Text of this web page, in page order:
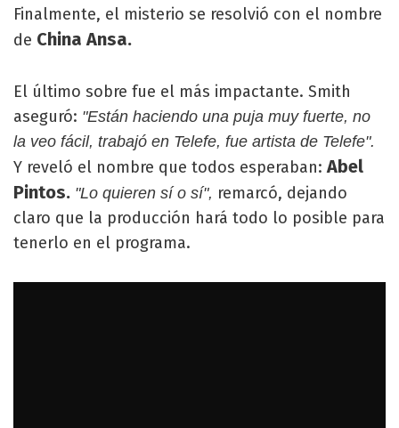
Finalmente, el misterio se resolvió con el nombre
de China Ansa.
El último sobre fue el más impactante. Smith
aseguró: "Están haciendo una puja muy fuerte, no
la veo fácil, trabajó en Telefe, fue artista de Telefe".
Y reveló el nombre que todos esperaban:Abel
Pintos. "Lo quieren sí o sí", remarcó, dejando
claro que la producción hará todo lo posible para
tenerlo en el programa.